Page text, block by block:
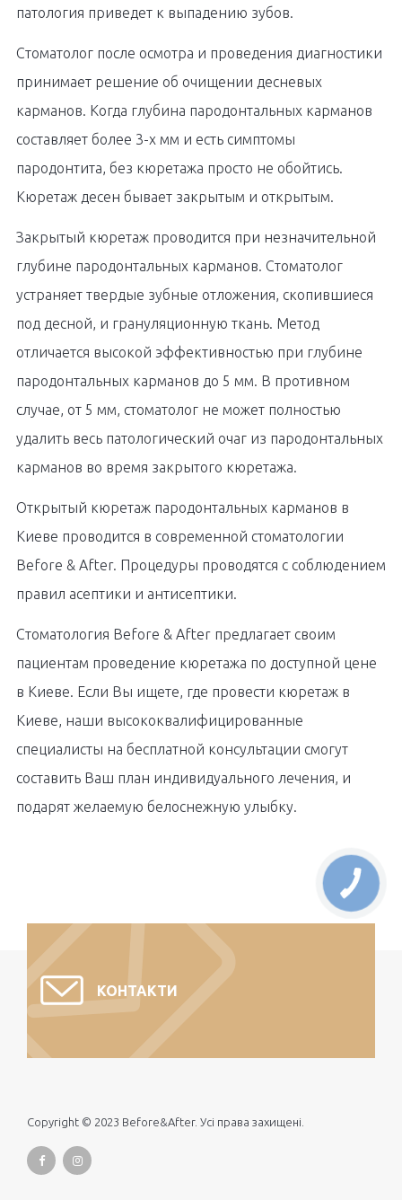
патология приведет к выпадению зубов.
Стоматолог после осмотра и проведения диагностики
принимает решение об очищении десневых
карманов. Когда глубина пародонтальных карманов
составляет более 3-х мм и есть симптомы
пародонтита, без кюретажа просто не обойтись.
Кюретаж десен бывает закрытым и открытым.
Закрытый кюретаж проводится при незначительной
глубине пародонтальных карманов. Стоматолог
устраняет твердые зубные отложения, скопившиеся
под десной, и грануляционную ткань. Метод
отличается высокой эффективностью при глубине
пародонтальных карманов до 5 мм. В противном
случае, от 5 мм, стоматолог не может полностью
удалить весь патологический очаг из пародонтальных
карманов во время закрытого кюретажа.
Открытый кюретаж пародонтальных карманов в
Киеве проводится в современной стоматологии
Before & After. Процедуры проводятся с соблюдением
правил асептики и антисептики.
Стоматология Before & After предлагает своим
пациентам проведение кюретажа по доступной цене
в Киеве. Если Вы ищете, где провести кюретаж в
Киеве, наши высококвалифицированные
специалисты на бесплатной консультации смогут
составить Ваш план индивидуального лечения, и
подарят желаемую белоснежную улыбку.
КОНТАКТИ
Copyright © 2023 Before&After. Усі права захищені.